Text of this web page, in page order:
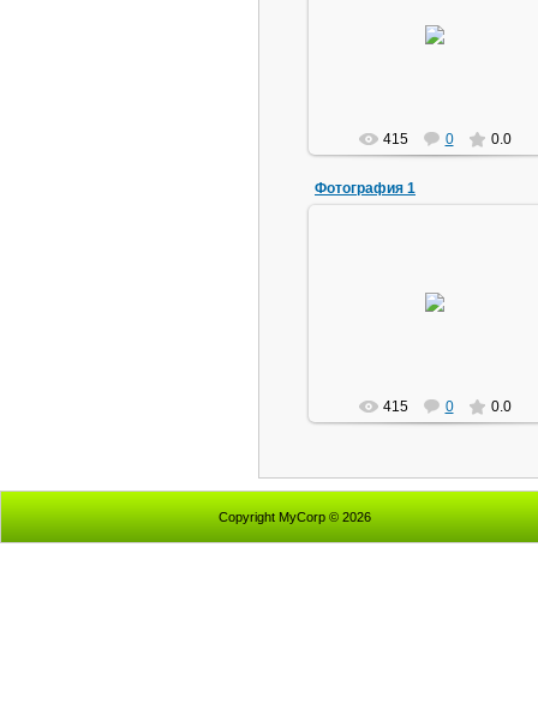
415 0 0.0
Фотография 1
415 0 0.0
Copyright MyCorp © 2026